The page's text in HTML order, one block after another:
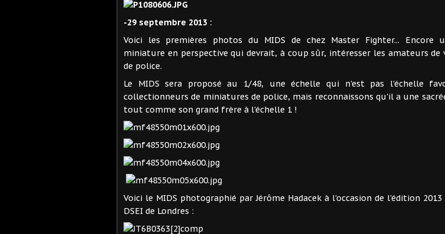
-29 septembre 2013 :
Voici les premières photos du MIDS de chez Master Fighter... Encore
miniature en perspective qui devrait, à coup sûr, intéresser les amateurs de
de police.
Le MIDS sera proposé au 1/48, une échelle qui n'est pas l'échelle
collectionneurs de miniatures de police, mais reconnaissons qu'il a une
tout comme son grand frère à l'échelle 1 !
Voici le MIDS photographié par Jérôme Hadacek à l'occasion de l'édition 2013
DSEI de Londres :